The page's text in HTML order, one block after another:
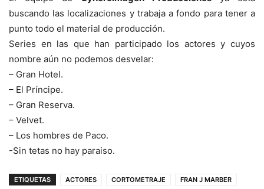
buscando las localizaciones y trabaja a fondo para tener a
punto todo el material de producción.
Series en las que han participado los actores y cuyos
nombre aún no podemos desvelar:
– Gran Hotel.
– El Príncipe.
– Gran Reserva.
– Velvet.
– Los hombres de Paco.
-Sin tetas no hay paraiso.
ETIQUETAS ACTORES CORTOMETRAJE
FRAN J MARBER